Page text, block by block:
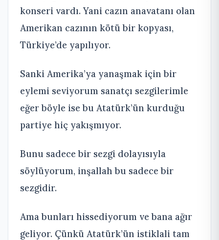
konseri vardı. Yani cazın anavatanı olan
Amerikan cazının kötü bir kopyası,
Türkiye’de yapılıyor.
Sanki Amerika’ya yanaşmak için bir
eylemi seviyorum sanatçı sezgilerimle
eğer böyle ise bu Atatürk’ün kurduğu
partiye hiç yakışmıyor.
Bunu sadece bir sezgi dolayısıyla
söylüyorum, inşallah bu sadece bir
sezgidir.
Ama bunları hissediyorum ve bana ağır
geliyor. Çünkü Atatürk’ün istiklali tam